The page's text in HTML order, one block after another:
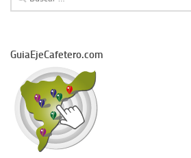
GuiaEjeCafetero.com